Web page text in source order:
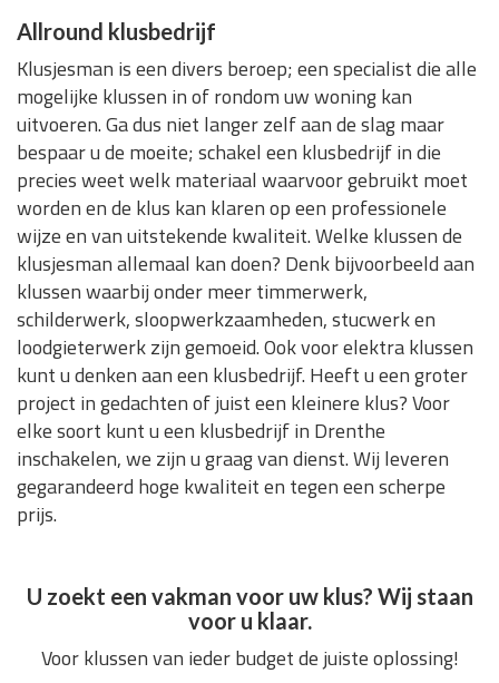
Allround klusbedrijf
Klusjesman is een divers beroep; een specialist die alle
mogelijke klussen in of rondom uw woning kan
uitvoeren. Ga dus niet langer zelf aan de slag maar
bespaar u de moeite; schakel een klusbedrijf in die
precies weet welk materiaal waarvoor gebruikt moet
worden en de klus kan klaren op een professionele
wijze en van uitstekende kwaliteit. Welke klussen de
klusjesman allemaal kan doen? Denk bijvoorbeeld aan
klussen waarbij onder meer timmerwerk,
schilderwerk, sloopwerkzaamheden, stucwerk en
loodgieterwerk zijn gemoeid. Ook voor elektra klussen
kunt u denken aan een klusbedrijf. Heeft u een groter
project in gedachten of juist een kleinere klus? Voor
elke soort kunt u een klusbedrijf in Drenthe
inschakelen, we zijn u graag van dienst. Wij leveren
gegarandeerd hoge kwaliteit en tegen een scherpe
prijs.
U zoekt een vakman voor uw klus? Wij staan
voor u klaar.
Voor klussen van ieder budget de juiste oplossing!